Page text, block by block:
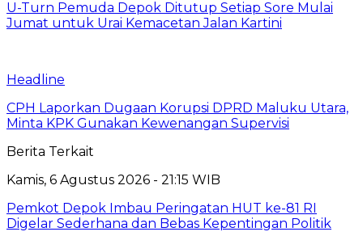
U-Turn Pemuda Depok Ditutup Setiap Sore Mulai
Jumat untuk Urai Kemacetan Jalan Kartini
Headline
CPH Laporkan Dugaan Korupsi DPRD Maluku Utara,
Minta KPK Gunakan Kewenangan Supervisi
Berita Terkait
Kamis, 6 Agustus 2026 - 21:15 WIB
Pemkot Depok Imbau Peringatan HUT ke-81 RI
Digelar Sederhana dan Bebas Kepentingan Politik